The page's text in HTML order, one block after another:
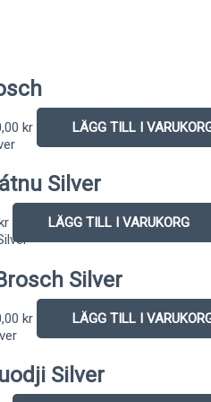
kr LÄGG TILL I
Silver
LÄGG TILL I VARUKORG
Silver
kr LÄGG TILL I
Silver